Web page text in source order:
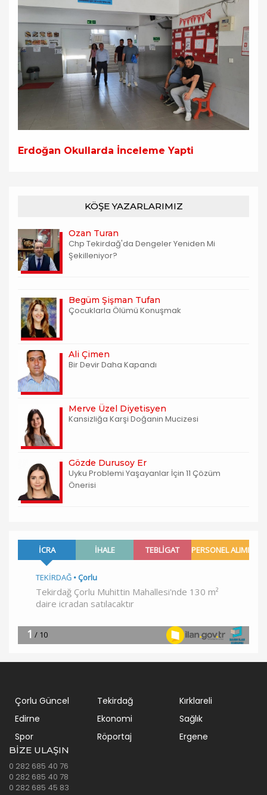
Erdoğan Okullarda İnceleme Yapti
KÖŞE YAZARLARIMIZ
Ozan Turan
Chp Tekirdağ'da Dengeler Yeniden Mi
Şekilleniyor?
Begüm Şişman Tufan
Çocuklarla Ölümü Konuşmak
Ali Çimen
Bir Devir Daha Kapandı
Merve Üzel Diyetisyen
Kansizliğa Karşi Doğanin Mucizesi
Gözde Durusoy Er
Uyku Problemi Yaşayanlar İçin 11 Çözüm
Önerisi
Çorlu Güncel Tekirdağ
Kırklareli
Edirne
Ekonomi
Sağlık
Spor
Röportaj Ergene
BIZE ULAŞIN
0 282 685 40 76
0 282 685 40 78
0 282 685 45 83